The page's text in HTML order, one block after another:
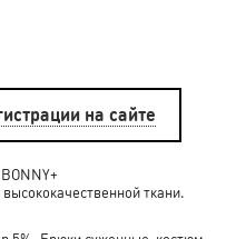
на сайте
ткани.